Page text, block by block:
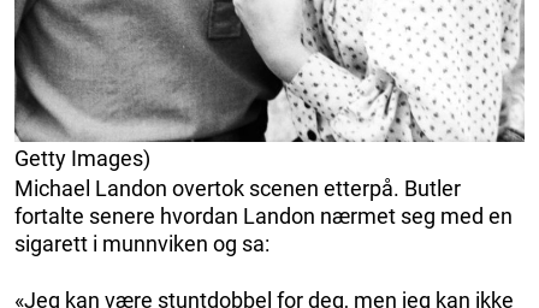
Getty Images)
Michael Landon overtok scenen etterpå. Butler
fortalte senere hvordan Landon nærmet seg med en
sigarett i munnviken og sa:
«Jeg kan være stuntdobbel for deg, men jeg kan ikke